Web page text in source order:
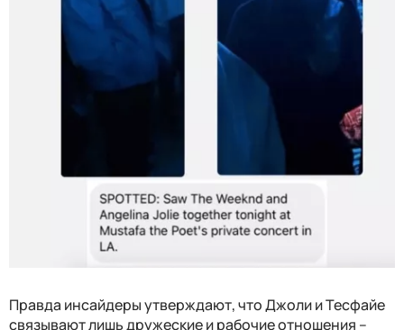
Правда инсайдеры утверждают, что Джоли и Тесфайе
связывают лишь дружеские и рабочие отношения –